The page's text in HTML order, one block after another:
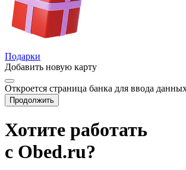
Подарки
Добавить новую карту
Откроется страница банка для ввода
Продолжить
Хотите работать
с Obed.ru?